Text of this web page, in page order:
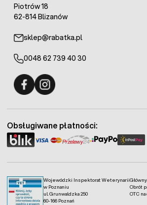
Piotrów 18
62-814 Blizanów
sklep@rabatka.pl
0048 62 739 40 30
Wojewódzki Inspektorat Weterynarii
w Poznaniu
ul. Grunwaldzka 250
60-166 Poznań
Obrót
OTC
Obsługiwane płatności: